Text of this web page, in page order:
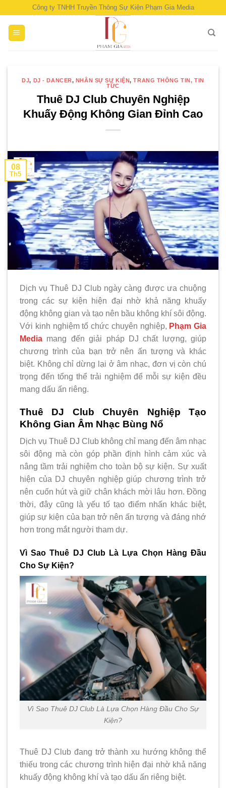
content
Công ty TNHH Truyền Thông Sự Kiện Phạm Gia Media
DJ, DJ - DANCER, NHÂN SỰ SỰ KIỆN,TRANG THÔNG TIN, TIN
TỨC
Thuê DJ Club Chuyên Nghiệp
Khuấy Động Không Gian Đỉnh Cao
08
Th5
Dịch vụ Thuê DJ Club ngày càng được ưa chuộng
trong các sự kiện hiện đại nhờ khả năng khuấy
động không gian và tạo nên bầu không khí sôi động.
Với kinh nghiệm tổ chức chuyên nghiệp, Phạm Gia
Media mang đến giải pháp DJ chất lượng, giúp
chương trình của bạn trở nên ấn tượng và khác
biệt. Không chỉ dừng lại ở âm nhạc, đơn vị còn chú
trọng đến tổng thể trải nghiệm để mỗi sự kiện đều
mang dấu ấn riêng.
Thuê DJ Club Chuyên Nghiệp Tạo
Không Gian Âm Nhạc Bùng Nổ
Dịch vụ Thuê DJ Club không chỉ mang đến âm nhạc
sôi động mà còn góp phần định hình cảm xúc và
nâng tầm trải nghiệm cho toàn bộ sự kiện. Sự xuất
hiện của DJ chuyên nghiệp giúp chương trình trở
nên cuốn hút và giữ chân khách mời lâu hơn. Đồng
thời, đây cũng là yếu tố tạo điểm nhấn khác biệt,
giúp sự kiện của bạn trở nên ấn tượng và đáng nhớ
hơn trong mắt người tham dự.
Vì Sao Thuê DJ Club Là Lựa Chọn Hàng Đầu
Cho Sự Kiện?
Vì Sao Thuê DJ Club Là Lựa Chọn Hàng Đầu Cho Sự
Kiện?
Thuê DJ Club đang trở thành xu hướng không thể
thiếu trong các chương trình hiện đại nhờ khả năng
khuấy động không khí và tạo dấu ấn riêng biệt.